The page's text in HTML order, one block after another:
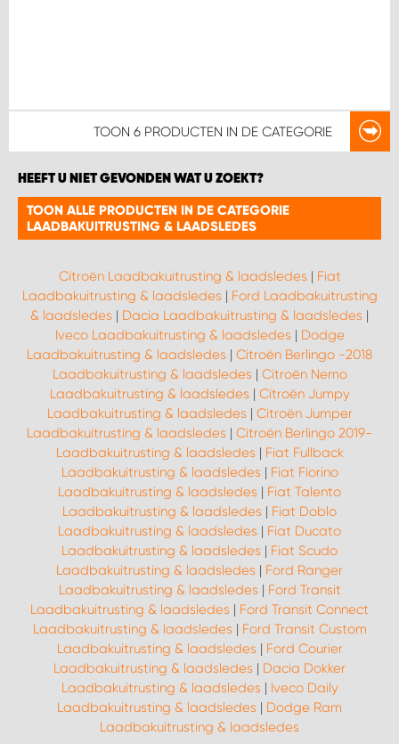
TOON 6 PRODUCTEN IN DE CATEGORIE
HEEFT U NIET GEVONDEN WAT U ZOEKT?
TOON ALLE PRODUCTEN IN DE CATEGORIE
LAADBAKUITRUSTING & LAADSLEDES
Citroën Laadbakuitrusting & laadsledes | Fiat
Laadbakuitrusting & laadsledes | Ford Laadbakuitrusting
& laadsledes | Dacia Laadbakuitrusting & laadsledes |
Iveco Laadbakuitrusting & laadsledes | Dodge
Laadbakuitrusting & laadsledes | Citroën Berlingo -2018
Laadbakuitrusting & laadsledes | Citroën Nemo
Laadbakuitrusting & laadsledes | Citroën Jumpy
Laadbakuitrusting & laadsledes | Citroën Jumper
Laadbakuitrusting & laadsledes | Citroën Berlingo 2019-
Laadbakuitrusting & laadsledes | Fiat Fullback
Laadbakuitrusting & laadsledes | Fiat Fiorino
Laadbakuitrusting & laadsledes | Fiat Talento
Laadbakuitrusting & laadsledes | Fiat Doblo
Laadbakuitrusting & laadsledes | Fiat Ducato
Laadbakuitrusting & laadsledes | Fiat Scudo
Laadbakuitrusting & laadsledes | Ford Ranger
Laadbakuitrusting & laadsledes | Ford Transit
Laadbakuitrusting & laadsledes | Ford Transit Connect
Laadbakuitrusting & laadsledes | Ford Transit Custom
Laadbakuitrusting & laadsledes | Ford Courier
Laadbakuitrusting & laadsledes | Dacia Dokker
Laadbakuitrusting & laadsledes | Iveco Daily
Laadbakuitrusting & laadsledes | Dodge Ram
Laadbakuitrusting & laadsledes